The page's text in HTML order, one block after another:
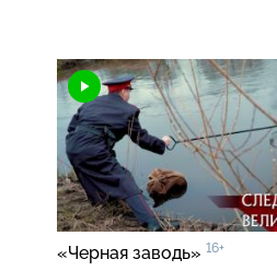
«Черная заводь» 16+